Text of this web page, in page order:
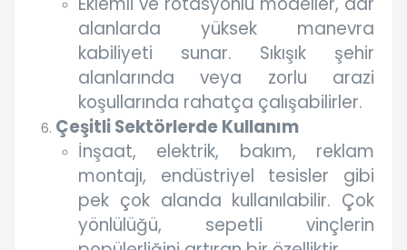
alanlarda yüksek manevra
kabiliyeti sunar. Sıkışık şehir
alanlarında veya zorlu arazi
koşullarında rahatça çalışabilirler.
Çeşitli Sektörlerde Kullanım
İnşaat, elektrik, bakım, reklam
montajı, endüstriyel tesisler gibi
pek çok alanda kullanılabilir. Çok
yönlülüğü, sepetli vinçlerin